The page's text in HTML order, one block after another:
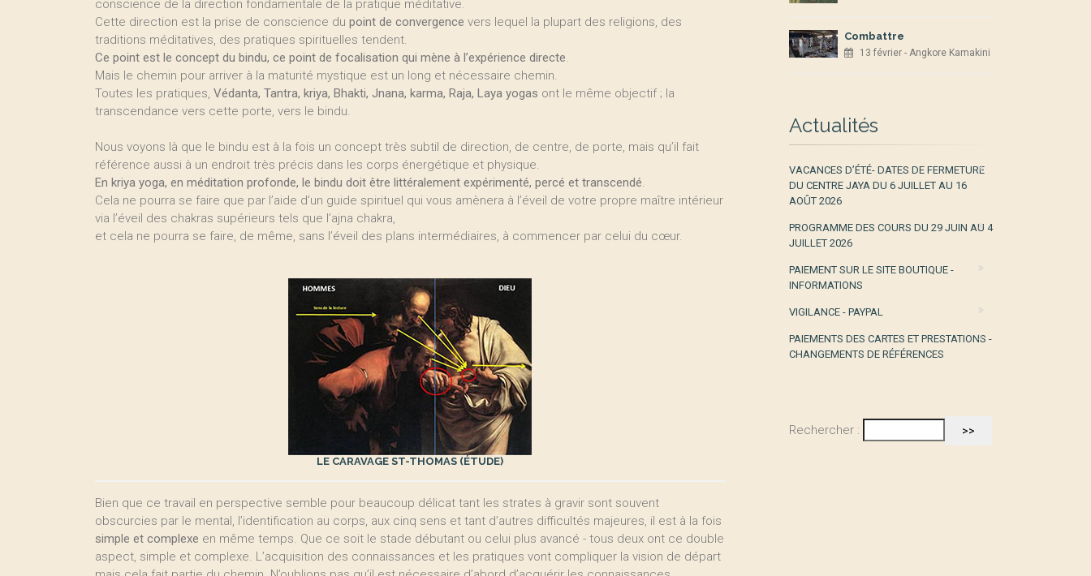
conscience de la direction fondamentale de la pratique méditative.
Cette direction est la prise de conscience du point de convergence vers lequel la plupart des religions, des
traditions méditatives, des pratiques spirituelles tendent.
Ce point est le concept du bindu, ce point de focalisation qui mène à l’expérience directe.
Mais le chemin pour arriver à la maturité mystique est un long et nécessaire chemin.
Toutes les pratiques, Védanta, Tantra, kriya, Bhakti, Jnana, karma, Raja, Laya yogas ont le même objectif ; la
transcendance vers cette porte, vers le bindu.
Nous voyons là que le bindu est à la fois un concept très subtil de direction, de centre, de porte, mais qu’il fait
référence aussi à un endroit très précis dans les corps énergétique et physique.
En kriya yoga, en méditation profonde, le bindu doit être littéralement expérimenté, percé et transcendé.
Cela ne pourra se faire que par l’aide d’un guide spirituel qui vous amènera à l’éveil de votre propre maître intérieur
via l’éveil des chakras supérieurs tels que l’ajna chakra,
et cela ne pourra se faire, de même, sans l’éveil des plans intermédiaires, à commencer par celui du cœur.
LE CARAVAGE ST-THOMAS (ÉTUDE)
Bien que ce travail en perspective semble pour beaucoup délicat tant les strates à gravir sont souvent
obscurcies par le mental, l’identification au corps, aux cinq sens et tant d’autres difficultés majeures, il est à la fois
simple et complexe en même temps. Que ce soit le stade débutant ou celui plus avancé - tous deux ont ce double
aspect, simple et complexe. L’acquisition des connaissances et les pratiques vont compliquer la vision de départ
Combattre
13 février - Angkore Kamakini
Actualités
VACANCES D’ÉTÉ- DATES DE FERMETURE
DU CENTRE JAYA DU 6 JUILLET AU 16
AOÛT 2026
PROGRAMME DES COURS DU 29 JUIN AU 4
JUILLET 2026
PAIEMENT SUR LE SITE BOUTIQUE -
INFORMATIONS
VIGILANCE - PAYPAL
PAIEMENTS DES CARTES ET PRESTATIONS -
CHANGEMENTS DE RÉFÉRENCES
Rechercher :